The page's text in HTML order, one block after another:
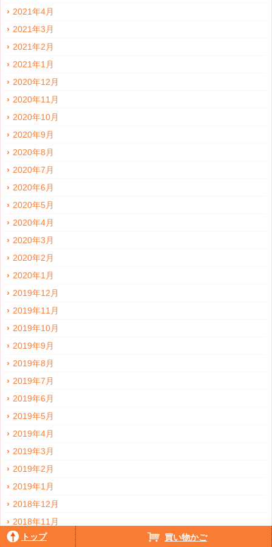
2021年4月
2021年3月
2021年2月
2021年1月
2020年12月
2020年11月
2020年10月
2020年9月
2020年8月
2020年7月
2020年6月
2020年5月
2020年4月
2020年3月
2020年2月
2020年1月
2019年12月
2019年11月
2019年10月
2019年9月
2019年8月
2019年7月
2019年6月
2019年5月
2019年4月
2019年3月
2019年2月
2019年1月
2018年12月
2018年11月
2018年10月
トップ 買い物かご